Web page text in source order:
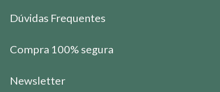
Dúvidas Frequentes
Compra 100% segura
Newsletter